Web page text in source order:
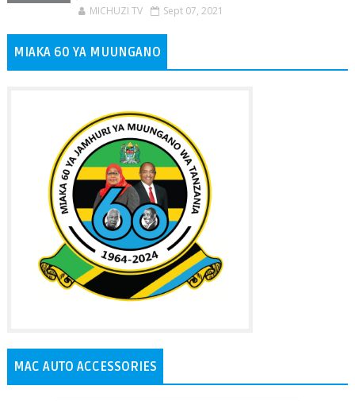
MICHUZI TV Sept 07, 2021
MIAKA 60 YA MUUNGANO
MAC AUTO ACCESSORIES